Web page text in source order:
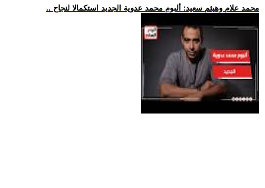
.. محمد علام وهيثم سعيد: ألبوم محمد عدوية الجديد استكمالا لنجاح